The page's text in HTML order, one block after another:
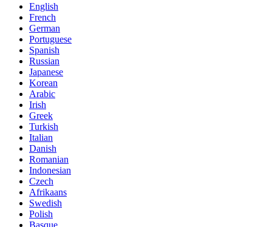
English
French
German
Portuguese
Spanish
Russian
Japanese
Korean
Arabic
Irish
Greek
Turkish
Italian
Danish
Romanian
Indonesian
Czech
Afrikaans
Swedish
Polish
Basque